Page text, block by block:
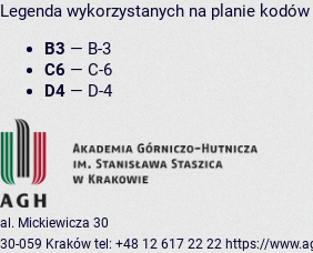
Legenda wykorzystanych na planie
B3 — B-3
C6 — C-6
D4 — D-4
al. Mickiewicza 30
30-059 Kraków tel: +48 12 617 22 22 https://